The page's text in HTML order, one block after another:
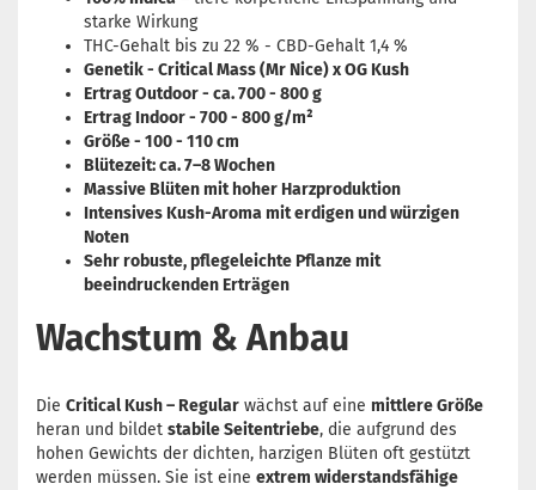
starke Wirkung
THC-Gehalt bis zu 22 % - CBD-Gehalt 1,4 %
Genetik - Critical Mass (Mr Nice) x OG Kush
Ertrag Outdoor - ca. 700 - 800 g
Ertrag Indoor - 700 - 800 g/m²
Größe - 100 - 110 cm
Blütezeit: ca. 7–8 Wochen
Massive Blüten mit hoher Harzproduktion
Intensives Kush-Aroma mit erdigen und würzigen
Noten
Sehr robuste, pflegeleichte Pflanze mit
beeindruckenden Erträgen
Wachstum & Anbau
Die Critical Kush – Regular wächst auf eine mittlere Größe
heran und bildet stabile Seitentriebe, die aufgrund des
hohen Gewichts der dichten, harzigen Blüten oft gestützt
werden müssen. Sie ist eine extrem widerstandsfähige